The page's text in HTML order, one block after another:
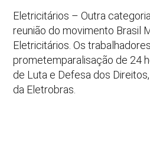
Eletricitários – Outra
reunião do movimento Brasil
Eletricitários. Os
prometemparalisação de 24
de Luta e Defesa dos
da Eletrobras.